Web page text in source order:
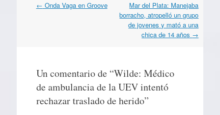
Navegación
← Onda Vaga en Groove
Mar del Plata: Manejaba
borracho, atropelló un grupo
de jovenes y mató a una
chica de 14 años →
Un comentario de “Wilde: Médico
de ambulancia de la UEV intentó
rechazar traslado de herido”